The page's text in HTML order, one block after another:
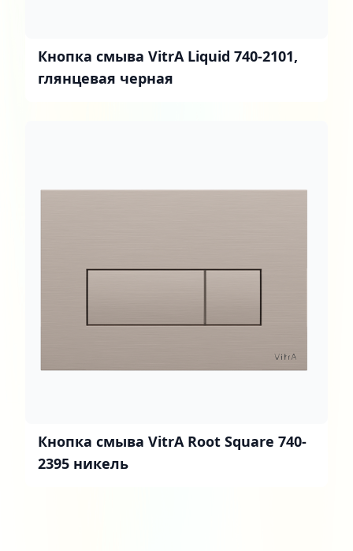
Кнопка смыва VitrA Liquid 740-2101,
глянцевая черная
Кнопка смыва VitrA Root Square 740-
2395 никель